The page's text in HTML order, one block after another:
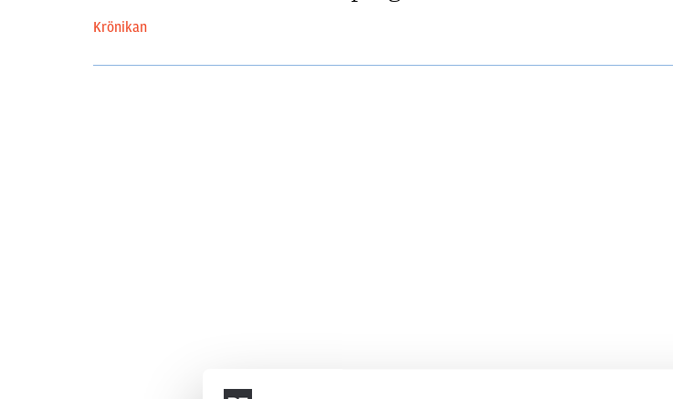
Krönikan